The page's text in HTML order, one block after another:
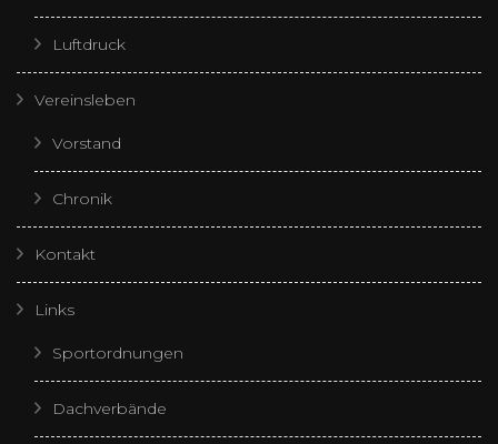
Luftdruck
Vereinsleben
Vorstand
Chronik
Kontakt
Links
Sportordnungen
Dachverbände